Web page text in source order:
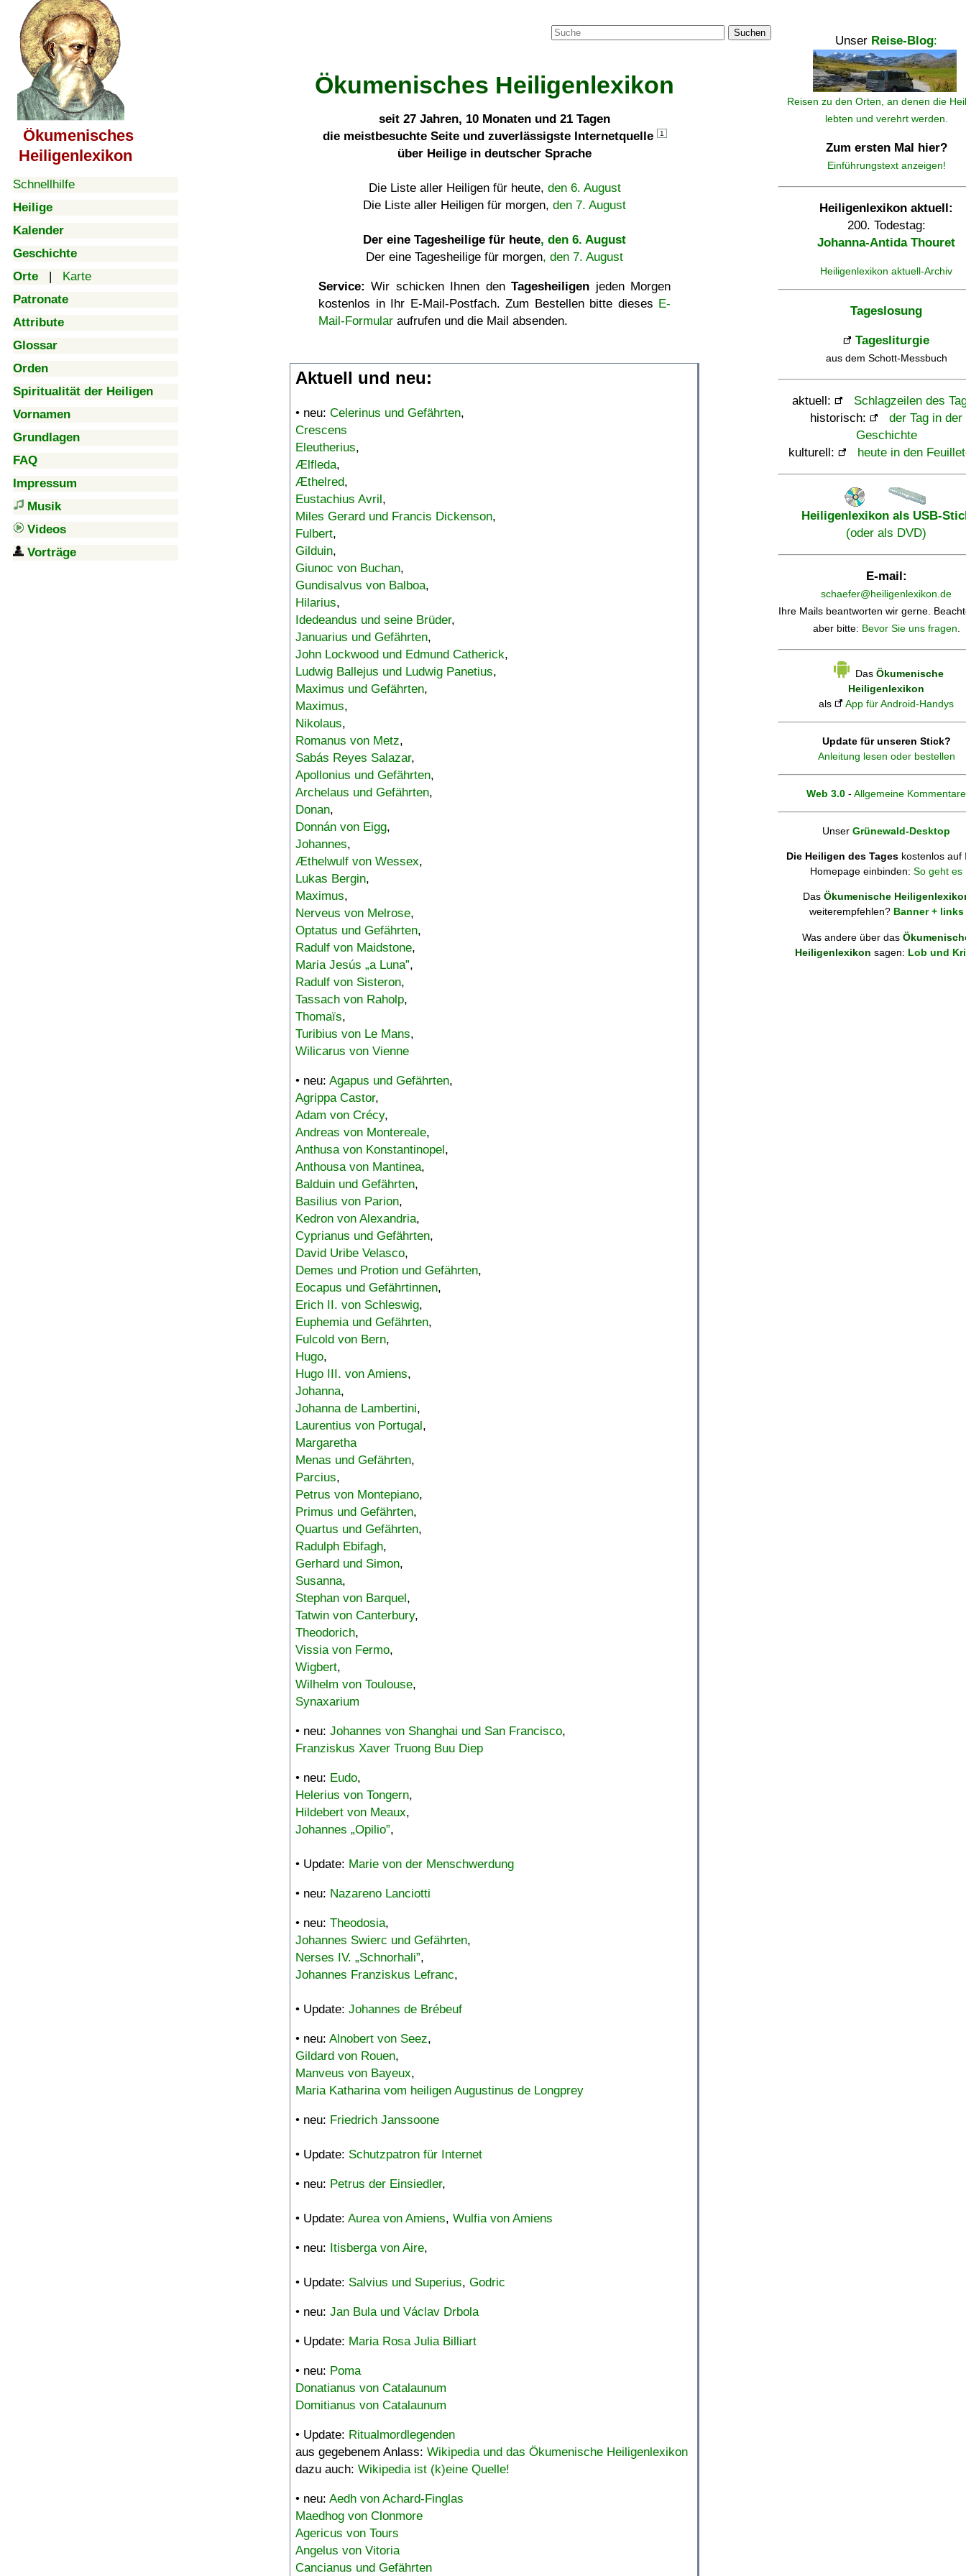
Ökumenisches
Heiligenlexikon
Schnellhilfe
Heilige
Kalender
Geschichte
Orte | Karte
Patronate
Attribute
Glossar
Orden
Spiritualität der Heiligen
Vornamen
Grundlagen
FAQ
Impressum
Musik
Videos
Vorträge
Suchen
Ökumenisches Heiligenlexikon
seit 27 Jahren, 10 Monaten und 21 Tagen
die meistbesuchte Seite und zuverlässigste Internetquelle
1
über Heilige in deutscher Sprache
Die Liste aller Heiligen für heute, den 6. August
Die Liste aller Heiligen für morgen, den 7. August
Der eine Tagesheilige für heute, den 6. August
Der eine Tagesheilige für morgen, den 7. August
Service: Wir schicken Ihnen denTagesheiligen jeden Morgen
kostenlos in Ihr E-Mail-Postfach. Zum Bestellen bitte dieses E-
Mail-Formular aufrufen und die Mail absenden.
Aktuell und neu:
• neu: Celerinus und Gefährten,
Crescens
Eleutherius,
Ælfleda,
Æthelred,
Eustachius Avril,
Miles Gerard und Francis Dickenson,
Fulbert,
Gilduin,
Giunoc von Buchan,
Gundisalvus von Balboa,
Hilarius,
Idedeandus und seine Brüder,
Januarius und Gefährten,
John Lockwood und Edmund Catherick,
Ludwig Ballejus und Ludwig Panetius,
Maximus und Gefährten,
Maximus,
Nikolaus,
Romanus von Metz,
Sabás Reyes Salazar,
Apollonius und Gefährten,
Archelaus und Gefährten,
Donan,
Donnán von Eigg,
Johannes,
Æthelwulf von Wessex,
Lukas Bergin,
Maximus,
Nerveus von Melrose,
Optatus und Gefährten,
Radulf von Maidstone,
Maria Jesús „a Luna”,
Radulf von Sisteron,
Tassach von Raholp,
Thomaïs,
Turibius von Le Mans,
Wilicarus von Vienne
• neu: Agapus und Gefährten,
Agrippa Castor,
Adam von Crécy,
Andreas von Montereale,
Anthusa von Konstantinopel,
Anthousa von Mantinea,
Balduin und Gefährten,
Basilius von Parion,
Kedron von Alexandria,
Cyprianus und Gefährten,
David Uribe Velasco,
Demes und Protion und Gefährten,
Eocapus und Gefährtinnen,
Erich II. von Schleswig,
Euphemia und Gefährten,
Fulcold von Bern,
Hugo,
Hugo III. von Amiens,
Johanna,
Johanna de Lambertini,
Laurentius von Portugal,
Margaretha
Menas und Gefährten,
Parcius,
Petrus von Montepiano,
Primus und Gefährten,
Quartus und Gefährten,
Radulph Ebifagh,
Gerhard und Simon,
Susanna,
Stephan von Barquel,
Tatwin von Canterbury,
Theodorich,
Vissia von Fermo,
Wigbert,
Wilhelm von Toulouse,
Synaxarium
• neu: Johannes von Shanghai und San Francisco,
Franziskus Xaver Truong Buu Diep
• neu: Eudo,
Helerius von Tongern,
Hildebert von Meaux,
Johannes „Opilio”,
• Update: Marie von der Menschwerdung
• neu: Nazareno Lanciotti
• neu: Theodosia,
Johannes Swierc und Gefährten,
Nerses IV. „Schnorhali”,
Johannes Franziskus Lefranc,
• Update: Johannes de Brébeuf
• neu: Alnobert von Seez,
Gildard von Rouen,
Manveus von Bayeux,
Maria Katharina vom heiligen Augustinus de Longprey
• neu: Friedrich Janssoone
• Update: Schutzpatron für Internet
• neu: Petrus der Einsiedler,
• Update: Aurea von Amiens, Wulfia von Amiens
• neu: Itisberga von Aire,
• Update: Salvius und Superius, Godric
• neu: Jan Bula und Václav Drbola
• Update: Maria Rosa Julia Billiart
• neu: Poma
Donatianus von Catalaunum
Domitianus von Catalaunum
• Update: Ritualmordlegenden
aus gegebenem Anlass: Wikipedia und das Ökumenische Heiligenlexikon
dazu auch: Wikipedia ist (k)eine Quelle!
• neu: Aedh von Achard-Finglas
Maedhog von Clonmore
Agericus von Tours
Angelus von Vitoria
Cancianus und Gefährten
Unser Reise-Blog:
Reisen zu den Orten, an denen die
lebten und verehrt werden.
Zum ersten Mal hier?
Einführungstext anzeigen!
Heiligenlexikon aktuell:
200. Todestag:
Johanna-Antida Thouret
Heiligenlexikon aktuell-Archiv
Tageslosung
Tagesliturgie
aus dem Schott-Messbuch
aktuell:
Schlagzeilen des
historisch:
der Tag in der
Geschichte
kulturell:
heute in den
Heiligenlexikon als USB-
(oder als DVD)
E-mail:
schaefer@heiligenlexikon.de
Ihre Mails beantworten wir gerne.
aber bitte: Bevor Sie uns fragen.
Das Ökumenische
Heiligenlexikon
als
App für Android-Handys
Update für unseren Stick?
Anleitung lesen oder bestellen
Web 3.0 - Allgemeine Kommentare
Unser Grünewald-Desktop
Die Heiligen des Tages kostenlos auf
Homepage einbinden: So geht es
Das Ökumenische
weiterempfehlen? Banner + links
Was andere über das
Heiligenlexikon sagen: Lob und